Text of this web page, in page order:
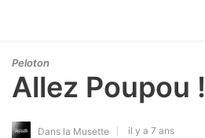
Peloton
Allez Poupou !
Dans la Musette il y a 7 ans